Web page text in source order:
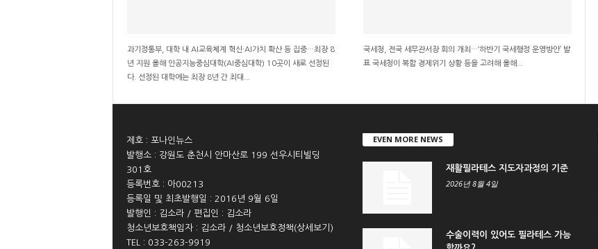
과기정통부, 대학 내 AI교육체계 혁신·AI가치 확산 등 집중…최장 8
년 지원 올해 인공지능중심대학(AI중심대학) 10곳이 새로 선정된
다. 선정된 대학에는 최장 8년 간 최대...
국세청, 전국 세무관서장 회의 개최…‘하반기 국세행정 운영방안’ 발
표 국세청이 복합 경제위기 상황 등을 고려해 올해...
제호 : 포나인뉴스
발행소 : 강원도 춘천시 안마산로 199 선우시티빌딩
301호
등록번호 : 아00213
등록일 및 최초발행일 : 2016년 9월 6일
발행인 : 김소라 / 편집인 : 김소라
청소년보호책임자 : 김소라 / 청소년보호정책(상세보기 )
TEL : 033-263-9919
EVEN MORE NEWS
재활필라테스 지도자과정의 기준
2026년 8월 4일
수술이력이 있어도 필라테스 가능